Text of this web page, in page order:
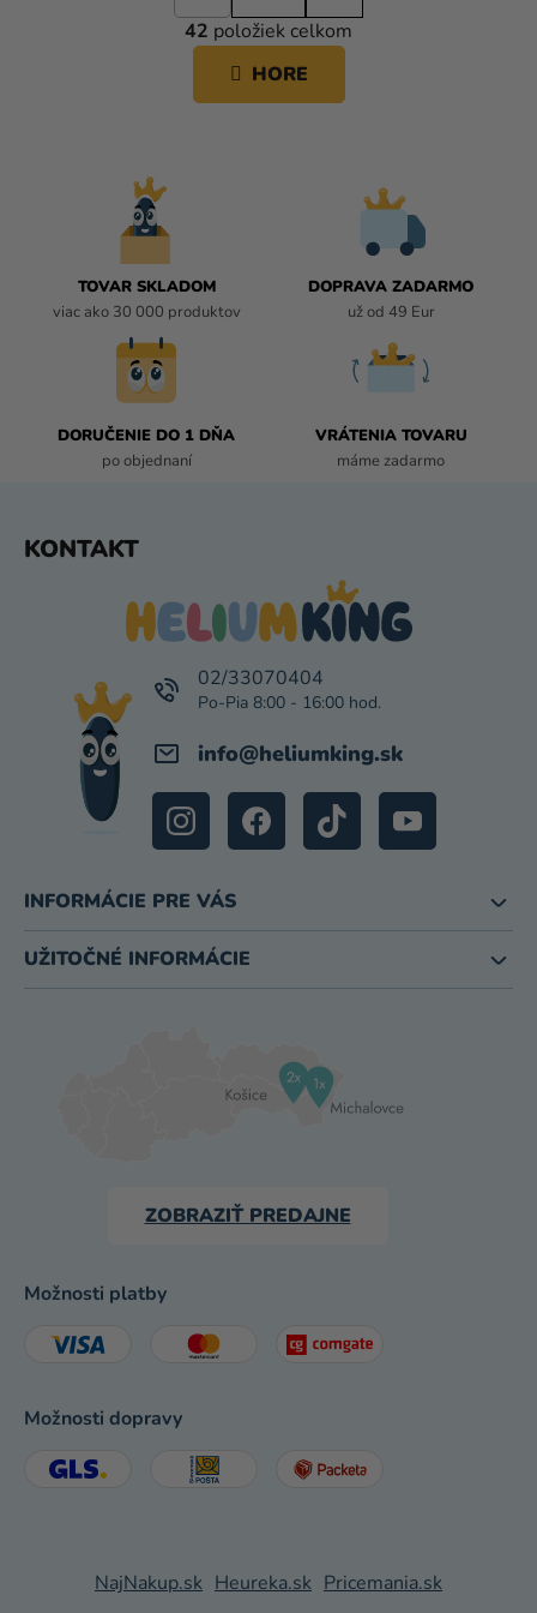
O
V
L
Á
r
á
k
o
42 položiek celkom
HORE
TOVAR SKLADOM
viac ako 30 000 produktov
DOPRAVA ZADARMO
už od 49 Eur
DORUČENIE DO 1 DŇA
po objednaní
VRÁTENIA TOVARU
máme zadarmo
KONTAKT
info@heliumking.sk
02/33070404
INFORMÁCIE PRE VÁS
UŽITOČNÉ INFORMÁCIE
ZOBRAZIŤ PREDAJNE
Možnosti platby
Možnosti dopravy
NajNakup.sk Heureka.sk Pricemania.sk